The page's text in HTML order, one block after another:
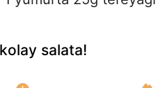
kolay salata!